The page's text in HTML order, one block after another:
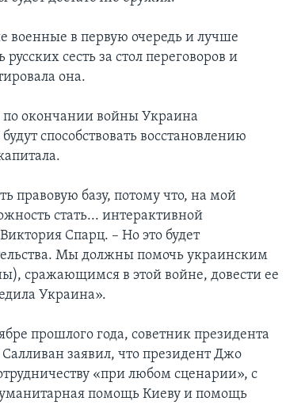
военные в первую очередь и лучше
сесть за стол переговоров и
она.
по окончании войны Украина
способствовать восстановлению
правовую базу, потому что, на мой
стать... интерактивной
Спарц. – Но это будет
Мы должны помочь украинским
сражающимся в этой войне, довести ее
Украина».
прошлого года, советник президента
заявил, что президент Джо
«при любом сценарии», с
помощь Киеву и помощь